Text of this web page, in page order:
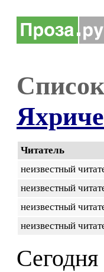
Читатель
неизвестный
неизвестный
неизвестный
неизвестный
Сегодня